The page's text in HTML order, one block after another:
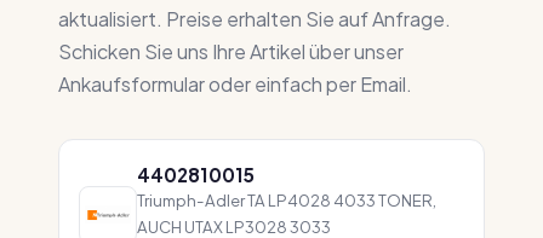
aktualisiert. Preise erhalten Sie auf Anfrage.
Schicken Sie uns Ihre Artikel über unser
Ankaufsformular oder einfach per Email.
4402810015
Triumph-Adler TA LP4028 4033 TONER,
AUCH UTAX LP3028 3033